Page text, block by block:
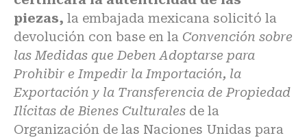
piezas, la embajada mexicana solicitó la
devolución con base en la Convención sobre
las Medidas que Deben Adoptarse para
Prohibir e Impedir la Importación, la
Exportación y la Transferencia de Propiedad
Ilícitas de Bienes Culturales de la
Organización de las Naciones Unidas para